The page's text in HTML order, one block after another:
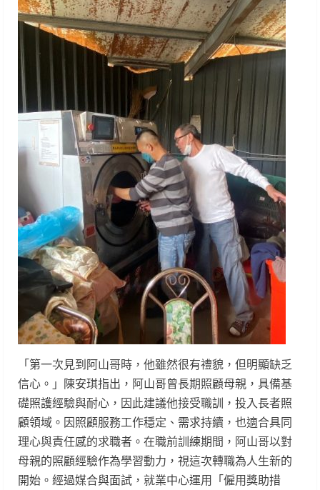
「第一次見到阿山哥時，他雖然很有禮貌，但明顯缺乏
信心。」陳安琪指出，阿山哥曾長期照顧母親，具備基
礎照護經驗與耐心，因此建議他接受職訓，投入長者照
顧領域。因照顧服務工作穩定、需求持續，也適合具同
理心與責任感的求職者。在職前訓練期間，阿山哥以對
母親的照顧經驗作為學習動力，視這次轉職為人生新的
開始。經過媒合與面試，就業中心運用「僱用獎助措